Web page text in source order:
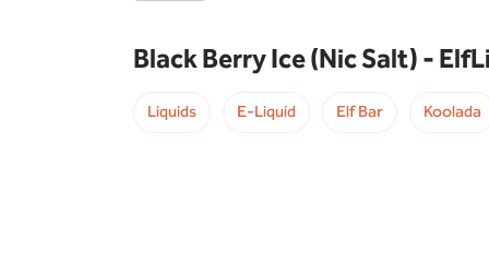
Black Berry Ice (Nic Salt) -
Liquids E-Liquid Elf Bar Koolada